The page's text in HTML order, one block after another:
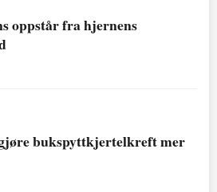
oppstår fra hjernens
bukspyttkjertelkreft mer